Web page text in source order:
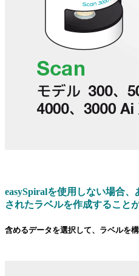
easySpiralを使用しない場合、
されたラベルを作成すること
含めるデータを選択して、ラベルを構